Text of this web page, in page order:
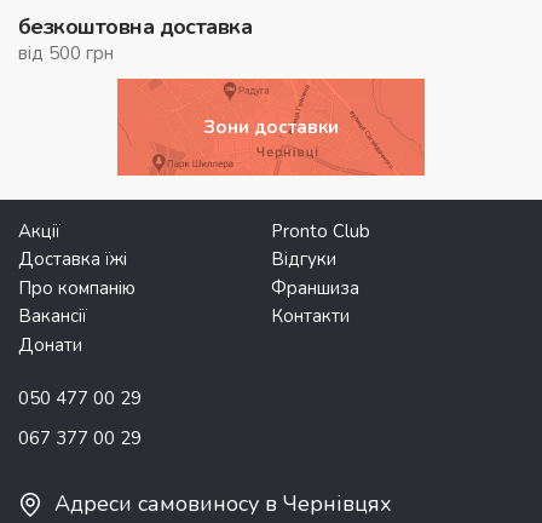
безкоштовна доставка
від 500 грн
Зони доставки
Акції
Pronto Club
Доставка їжі
Відгуки
Про компанію
Франшиза
Вакансії
Контакти
Донати
050 477 00 29
067 377 00 29
Адреси самовиносу в Чернівцях